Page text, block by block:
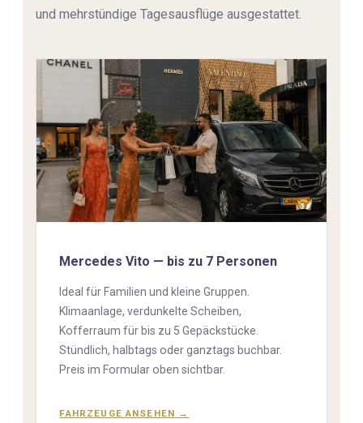
und mehrstündige Tagesausflüge ausgestattet.
Mercedes Vito — bis zu 7 Personen
Ideal für Familien und kleine Gruppen.
Klimaanlage, verdunkelte Scheiben,
Kofferraum für bis zu 5 Gepäckstücke.
Stündlich, halbtags oder ganztags buchbar.
Preis im Formular oben sichtbar.
FAHRZEUGE ANSEHEN →